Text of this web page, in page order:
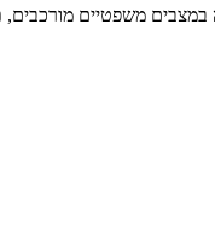
במצבים משפטיים